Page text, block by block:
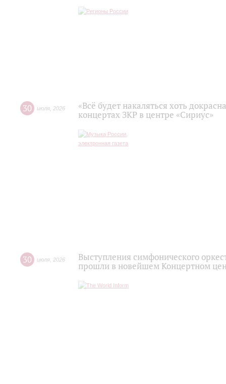
30 июля 2026
«Всё будет накаляться хоть
концертах ЗКР в центре «Сириус»
30 июля 2026
Выступления симфонического
прошли в новейшем Концертном